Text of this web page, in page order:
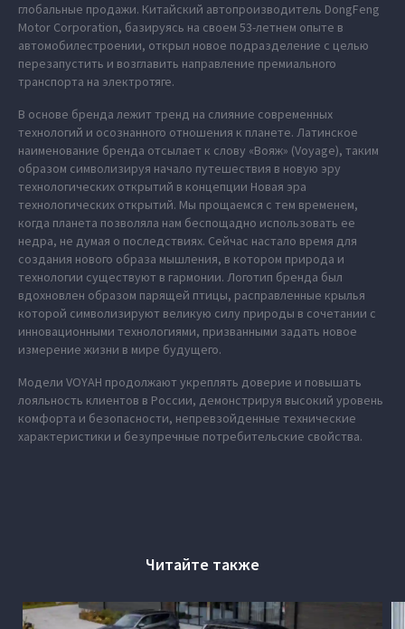
глобальные продажи. Китайский автопроизводитель DongFeng
Motor Corporation, базируясь на своем 53-летнем опыте в
автомобилестроении, открыл новое подразделение с целью
перезапустить и возглавить направление премиального
транспорта на электротяге.
В основе бренда лежит тренд на слияние современных
технологий и осознанного отношения к планете. Латинское
наименование бренда отсылает к слову «Вояж» (Voyage), таким
образом символизируя начало путешествия в новую эру
технологических открытий в концепции Новая эра
технологических открытий. Мы прощаемся с тем временем,
когда планета позволяла нам беспощадно использовать ее
недра, не думая о последствиях. Сейчас настало время для
создания нового образа мышления, в котором природа и
технологии существуют в гармонии. Логотип бренда был
вдохновлен образом парящей птицы, расправленные крылья
которой символизируют великую силу природы в сочетании с
инновационными технологиями, призванными задать новое
измерение жизни в мире будущего.
Модели VOYAH продолжают укреплять доверие и повышать
лояльность клиентов в России, демонстрируя высокий уровень
комфорта и безопасности, непревзойденные технические
характеристики и безупречные потребительские свойства.
Читайте также